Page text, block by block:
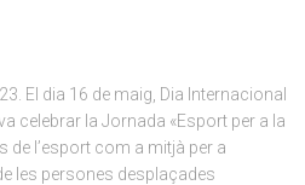
El dia 16 de maig, Dia Internacional
celebrar la Jornada «Esport per a la
de l’esport com a mitjà per a
les persones desplaçades